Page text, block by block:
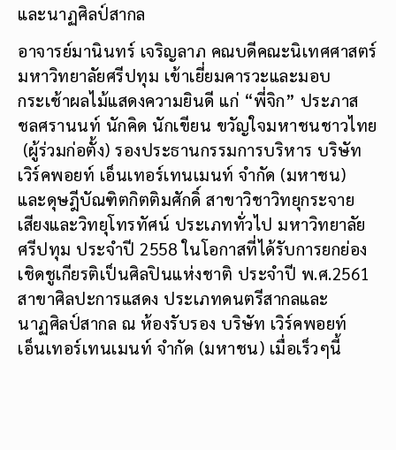
และนาฏศิลป์สากล
อาจารย์มานินทร์ เจริญลาภ คณบดีคณะนิเทศศาสตร์
มหาวิทยาลัยศรีปทุม เข้าเยี่ยมคารวะและมอบ
กระเช้าผลไม้แสดงความยินดี แก่ “พี่จิก” ประภาส
ชลศรานนท์ นักคิด นักเขียน ขวัญใจมหาชนชาวไทย
(ผู้ร่วมก่อตั้ง) รองประธานกรรมการบริหาร บริษัท
เวิร์คพอยท์ เอ็นเทอร์เทนเมนท์ จำกัด (มหาชน)
และดุษฎีบัณฑิตกิตติมศักดิ์ สาขาวิชาวิทยุกระจาย
เสียงและวิทยุโทรทัศน์ ประเภททั่วไป มหาวิทยาลัย
ศรีปทุม ประจำปี 2558 ในโอกาสที่ได้รับการยกย่อง
เชิดชูเกียรติเป็นศิลปินแห่งชาติ ประจำปี พ.ศ.2561
สาขาศิลปะการแสดง ประเภทดนตรีสากลและ
นาฏศิลป์สากล ณ ห้องรับรอง บริษัท เวิร์คพอยท์
เอ็นเทอร์เทนเมนท์ จำกัด (มหาชน) เมื่อเร็วๆนี้